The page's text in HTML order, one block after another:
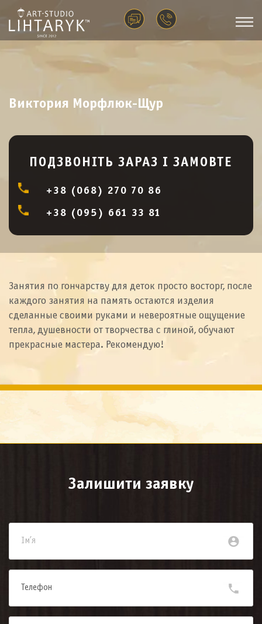
Виктория Морфлюк-Щур
ПОДЗВОНІТЬ ЗАРАЗ І ЗАМОВТЕ
+38 (068) 270 70 86
+38 (095) 661 33 81
Занятия по гончарству для деток просто восторг, после
каждого занятия на память остаются изделия
сделанные своими руками и невероятные ощущение
тепла, душевности от творчества с глиной, обучают
прекрасные мастера. Рекомендую!
Залишити заявку